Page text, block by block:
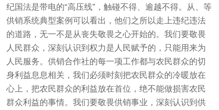
纪国法是带电的“高压线”，触碰不得、逾越不得。从、等
供销系统典型案例可以看出，他们之所以走上违纪违法
的道路，无一不是从丧失敬畏之心开始的。我们要敬畏
人民群众，深刻认识到权力是人民赋予的，只能用来为
人民服务。供销合作社的每一项工作都与农民群众的切
身利益息息相关，我们必须时刻把农民群众的冷暖放在
心上，把农民群众的利益放在首位，绝不能做损害农民
群众利益的事情。我们要敬畏供销事业，深刻认识到供